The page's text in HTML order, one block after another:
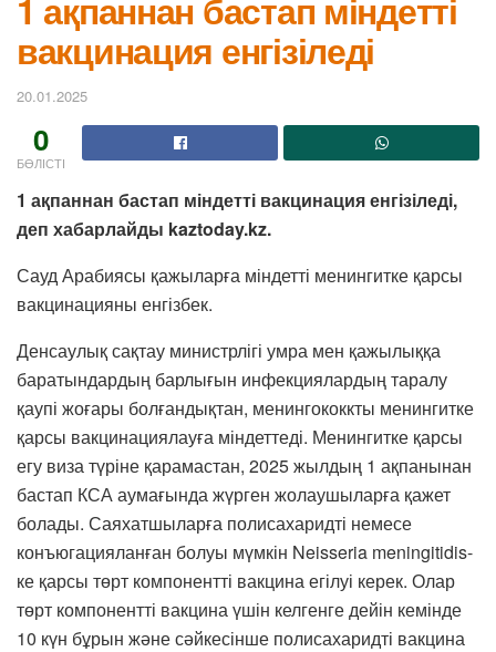
вакцинация енгізіледі
20.01.2025
0
БӨЛІСТІ
1 ақпаннан бастап міндетті вакцинация енгізіледі,
деп хабарлайды kaztoday.kz.
Сауд Арабиясы қажыларға міндетті менингитке қарсы
вакцинацияны енгізбек.
Денсаулық сақтау министрлігі умра мен қажылыққа
баратындардың барлығын инфекциялардың таралу
қаупі жоғары болғандықтан, менингококкты менингитке
қарсы вакцинациялауға міндеттеді. Менингитке қарсы
егу виза түріне қарамастан, 2025 жылдың 1 ақпанынан
бастап КСА аумағында жүрген жолаушыларға қажет
болады. Саяхатшыларға полисахаридті немесе
конъюгацияланған болуы мүмкін Neisseria meningitidis-
ке қарсы төрт компонентті вакцина егілуі керек. Олар
төрт компонентті вакцина үшін келгенге дейін кемінде
10 күн бұрын және сәйкесінше полисахаридті вакцина